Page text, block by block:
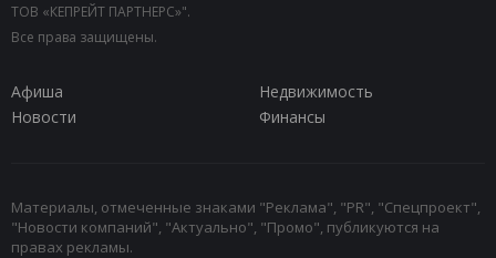
ТОВ «КЕПРЕЙТ ПАРТНЕРС»".
Все права защищены.
Афиша
Недвижимость
Новости
Финансы
Материалы, отмеченные знаками "Реклама", "PR", "Спецпроект",
"Новости компаний", "Актуально", "Промо", публикуются на
правах рекламы.